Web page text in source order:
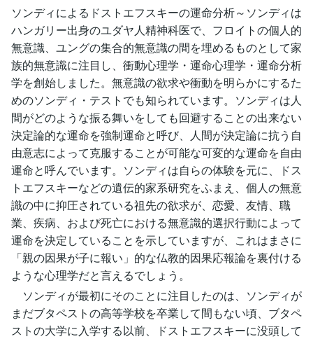
ソンディによるドストエフスキーの運命分析～ソンディは
ハンガリー出身のユダヤ人精神科医で、フロイトの個人的
無意識、ユングの集合的無意識の間を埋めるものとして家
族的無意識に注目し、衝動心理学・運命心理学・運命分析
学を創始しました。無意識の欲求や衝動を明らかにするた
めのソンディ・テストでも知られています。ソンディは人
間がどのような振る舞いをしても回避することの出来ない
決定論的な運命を強制運命と呼び、人間が決定論に抗う自
由意志によって克服することが可能な可変的な運命を自由
運命と呼んでいます。ソンディは自らの体験を元に、ドス
トエフスキーなどの遺伝的家系研究をふまえ、個人の無意
識の中に抑圧されている祖先の欲求が、恋愛、友情、職
業、疾病、および死亡における無意識的選択行動によって
運命を決定していることを示していますが、これはまさに
「親の因果が子に報い」的な仏教的因果応報論を裏付ける
ような心理学だと言えるでしょう。
ソンディが最初にそのことに注目したのは、ソンディが
まだブタペストの高等学校を卒業して間もない頃、ブタペ
ストの大学に入学する以前、ドストエフスキーに没頭して